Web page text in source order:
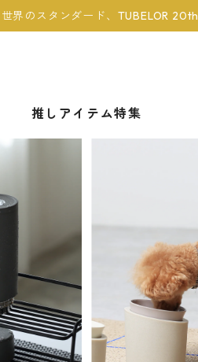
世界のスタンダード、TUBELOR 20th
推しアイテム特集